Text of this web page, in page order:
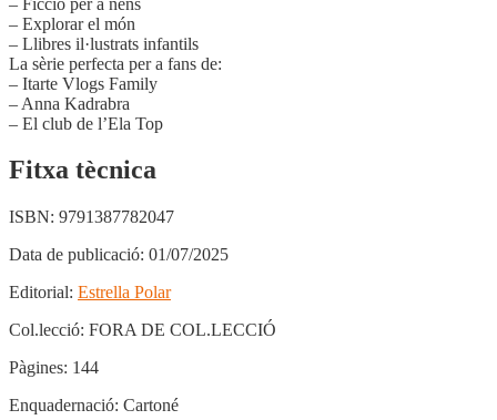
– Explorar el món
– Llibres il·lustrats infantils
La sèrie perfecta per a fans de:
– Itarte Vlogs Family
– Anna Kadrabra
– El club de l’Ela Top
Fitxa tècnica
ISBN: 9791387782047
Data de publicació: 01/07/2025
Editorial: Estrella Polar
Col.lecció: FORA DE COL.LECCIÓ
Pàgines: 144
Enquadernació: Cartoné